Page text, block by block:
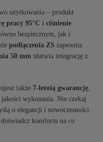
użytkowania – produkt
pracy 95°C iciśnienie
bezpiecznym, jak i
podłączenia ZS zapewnia
50 mm ułatwia integrację z
także 7-letnią gwarancję,
wykonania. Nie czekaj
o elegancji i nowoczesności.
komfortu na co